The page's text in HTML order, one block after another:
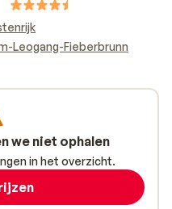
Leogang-Fieberbrunn
we niet ophalen
in het overzicht.